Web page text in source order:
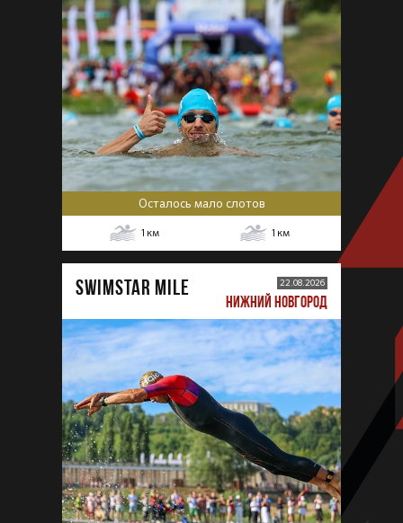
Осталось мало слотов
1 км 1 км
SWIMSTAR MILE 22.08.2026
НИЖНИЙ НОВГОРОД